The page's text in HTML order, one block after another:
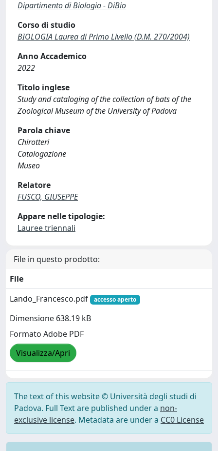
Dipartimento di Biologia - DiBio
Corso di studio
BIOLOGIA Laurea di Primo Livello (D.M. 270/2004)
Anno Accademico
2022
Titolo inglese
Study and cataloging of the collection of bats of the
Zoological Museum of the University of Padova
Parola chiave
Chirotteri
Catalogazione
Museo
Relatore
FUSCO, GIUSEPPE
Appare nelle tipologie:
Lauree triennali
File in questo prodotto:
File
Lando_Francesco.pdf
accesso aperto
Dimensione 638.19 kB
Formato Adobe PDF
Visualizza/Apri
The text of this website © Università degli studi di
Padova. Full Text are published under a non-
exclusive license. Metadata are under a CC0 License